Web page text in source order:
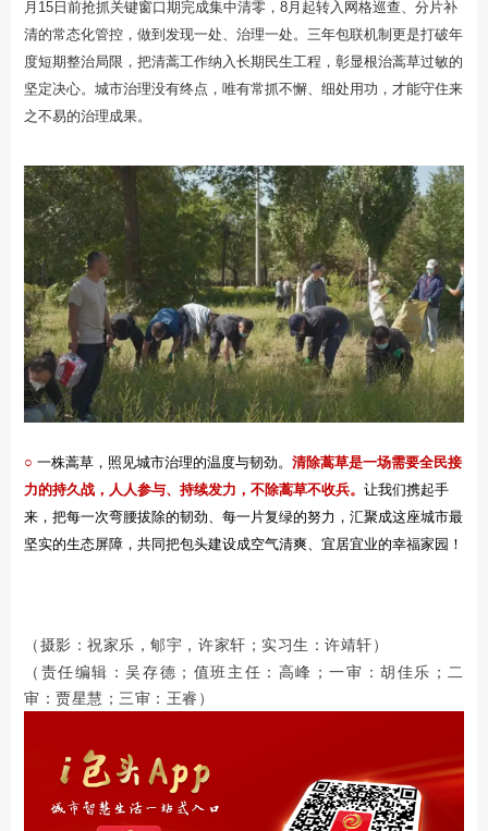
月15日前抢抓关键窗口期完成集中清零，8月起转入网格巡查、分片补
清的常态化管控，做到发现一处、治理一处。三年包联机制更是打破年
度短期整治局限，把清蒿工作纳入长期民生工程，彰显根治蒿草过敏的
坚定决心。城市治理没有终点，唯有常抓不懈、细处用功，才能守住来
之不易的治理成果。
○ 一株蒿草，照见城市治理的温度与韧劲。 清除蒿草是一场需要全民接
力的持久战，人人参与、持续发力，不除蒿草不收兵。 让我们携起手
来，把每一次弯腰拔除的韧劲、每一片复绿的努力，汇聚成这座城市最
坚实的生态屏障，共同把包头建设成空气清爽、宜居宜业的幸福家园！
（ 摄影：祝家乐，郇宇，许家轩；实习生：许靖轩 ）
（责任编辑：吴存德；值班主任：高峰；一审：胡佳乐；二
审：贾星慧；三审：王睿）